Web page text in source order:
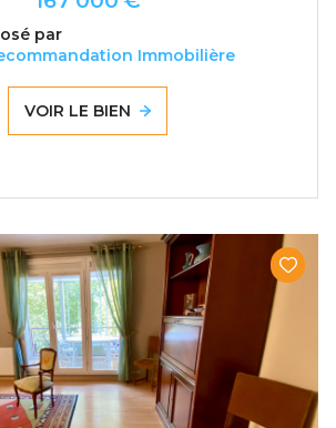
par
Immobilière
VOIR LE BIEN